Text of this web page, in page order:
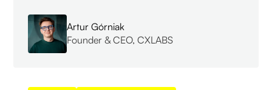
Artur Górniak
Founder & CEO, CXLABS